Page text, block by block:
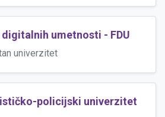
umetnosti - FDU
univerzitet
policijski univerzitet